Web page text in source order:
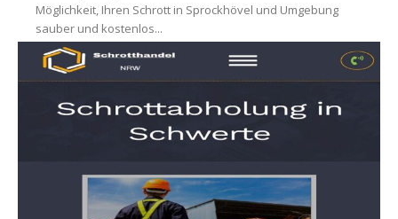
Möglichkeit, Ihren Schrott in Sprockhövel und Umgebung
sauber und kostenlos...